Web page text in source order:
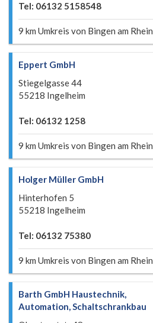
Tel: 06132 5158548
9 km Umkreis von Bingen am Rhein
Eppert GmbH
Stiegelgasse 44
55218 Ingelheim
Tel: 06132 1258
9 km Umkreis von Bingen am Rhein
Holger Müller GmbH
Hinterhofen 5
55218 Ingelheim
Tel: 06132 75380
9 km Umkreis von Bingen am Rhein
Barth GmbH Haustechnik,
Automation, Schaltschrankbau